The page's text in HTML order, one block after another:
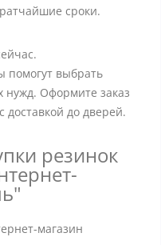
сроки.
помогут выбрать
Оформите заказ
доставкой до дверей.
резинок
магазин